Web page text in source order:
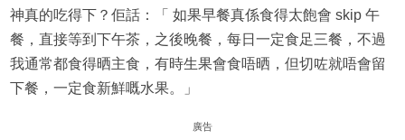
神真的吃得下？佢話：「 如果早餐真係食得太飽會 skip 午
餐，直接等到下午茶，之後晚餐，每日一定食足三餐，不過
我通常都食得晒主食，有時生果會食唔晒，但切咗就唔會留
下餐，一定食新鮮嘅水果。」
廣告